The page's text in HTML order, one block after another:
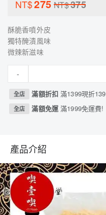
NT$275 NT$375
酥脆香噴外皮
獨特醃漬風味
微辣新滋味
-
全店 滿額折扣滿1399現折139
全店 滿額免運滿1999免運費!
產品介紹